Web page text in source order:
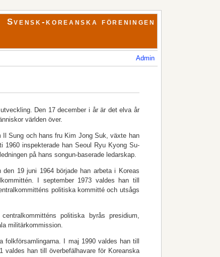
Svensk-koreanska föreningen
Admin
Den 17 december i år är det elva år
världen över.
Il Sung och hans fru Kim Jong Suk, växte han
inspekterade han Seoul Ryu Kyong Su-
på hans songun-baserade ledarskap.
19 juni 1964 började han arbeta i Koreas
I september 1973 valdes han till
politiska kommitté och utsågs
politiska byrås presidium,
militärkommission.
folkförsamlingarna. I maj 1990 valdes han till
valdes han till överbefälhavare för Koreanska